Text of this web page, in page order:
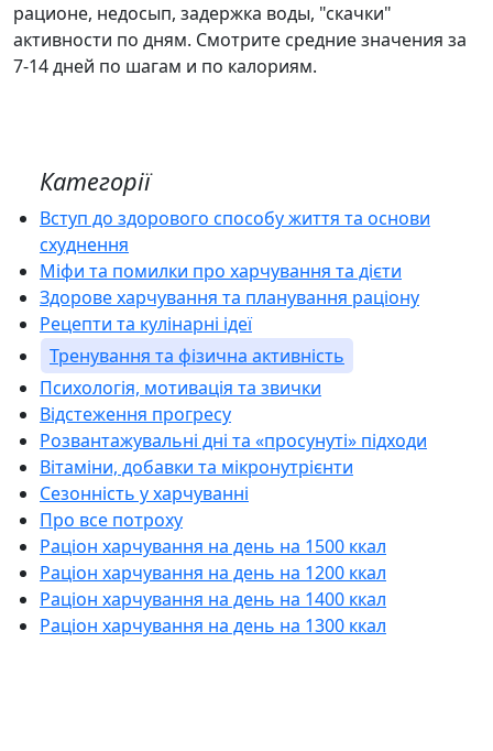
рационе, недосып, задержка воды, "скачки"
активности по дням. Смотрите средние значения за
7-14 дней по шагам и по калориям.
Категорії
Вступ до здорового способу життя та основи
схуднення
Міфи та помилки про харчування та дієти
Здорове харчування та планування раціону
Рецепти та кулінарні ідеї
Тренування та фізична активність
Психологія, мотивація та звички
Відстеження прогресу
Розвантажувальні дні та «просунуті» підходи
Вітаміни, добавки та мікронутрієнти
Сезонність у харчуванні
Про все потроху
Раціон харчування на день на 1500 ккал
Раціон харчування на день на 1200 ккал
Раціон харчування на день на 1400 ккал
Раціон харчування на день на 1300 ккал